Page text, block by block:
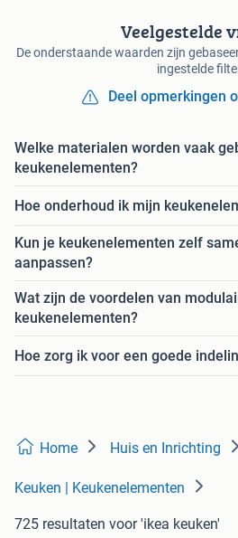
Veelgestelde
De onderstaande waarden zijn
ingestelde
Deel opmerkingen
Welke materialen worden vaak
keukenelementen?
Hoe onderhoud ik mijn
Kun je keukenelementen zelf
aanpassen?
Wat zijn de voordelen van
keukenelementen?
Hoe zorg ik voor een goede
Home Huis en Inrichting
Keuken | Keukenelementen
725 resultaten voor 'ikea keuken'